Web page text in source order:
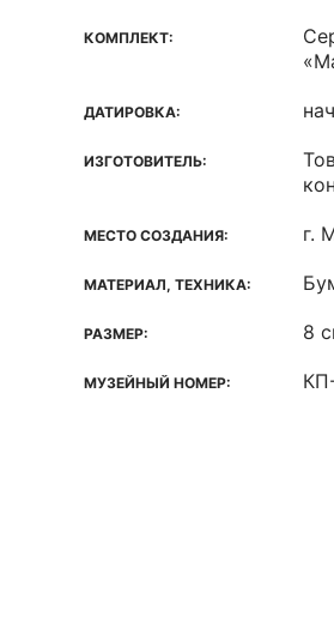
КОМПЛЕКТ:
ДАТИРОВКА:
ИЗГОТОВИТЕЛЬ:
МЕСТО СОЗДАНИЯ: г.
МАТЕРИАЛ, ТЕХНИКА:
РАЗМЕР: 8
МУЗЕЙНЫЙ НОМЕР: